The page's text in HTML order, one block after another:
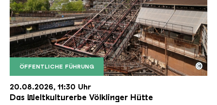
ÖFFENTLICHE FÜHRUNG
Der Erzschrägaufzug der Völklinger Hütte mit
Copyright: Weltkulturerbe Völklinger Hütte | Karl
©
20.08.2026, 11:30 Uhr
Das Weltkulturerbe Völklinger Hütte